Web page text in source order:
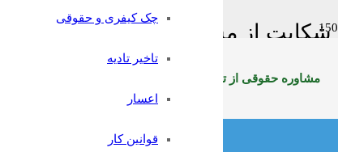
مشاوره حقوقی از تلفن ثابت سراسرکشوربا شماره:9099071369
چک کیفری و حقوقی
تاخیر تادیه
اعسار
قوانین کار
شکایت از مشاوره املاک